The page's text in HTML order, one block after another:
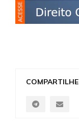
COMPARTILHE